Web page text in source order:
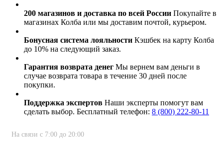
200 магазинов и доставка по всей России Покупайте в
магазинах Колба или мы доставим почтой, курьером.
Бонусная система лояльности Кэшбек на карту Колба
до 10% на следующий заказ.
Гарантия возврата денег Мы вернем вам деньги в
случае возврата товара в течение 30 дней после
покупки.
Поддержка экспертов Наши эксперты помогут вам
сделать выбор. Бесплатный телефон: 8 (800) 222-80-11
На связи с 7:00 до 20:00